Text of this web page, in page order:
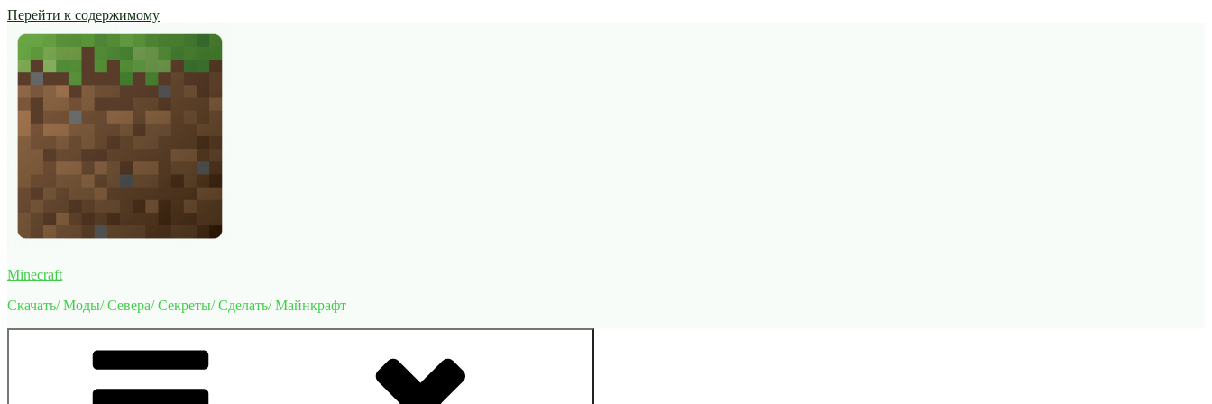
Перейти к содержимому
Minecraft
Скачать/ Моды/ Севера/ Секреты/ Сделать/ Майнкрафт